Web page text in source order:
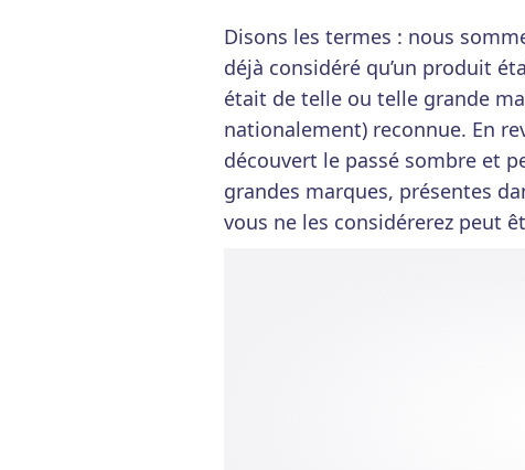
Disons les termes : nous
déjà considéré qu’un produit
était de telle ou telle grande
nationalement) reconnue. En
découvert le passé sombre et
grandes marques, présentes
vous ne les considérerez peut